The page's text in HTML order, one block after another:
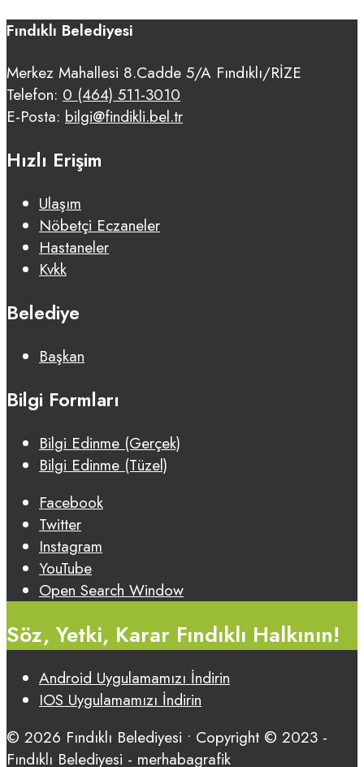
Fındıklı Belediyesi
Merkez Mahallesi 8.Cadde 5/A Fındıklı/RİZE
Telefon: 0 (464) 511-3010
E-Posta: bilgi@findikli.bel.tr
Hızlı Erişim
Ulaşım
Nöbetçi Eczaneler
Hastaneler
Kvkk
Belediye
Başkan
Bilgi Formları
Bilgi Edinme (Gerçek)
Bilgi Edinme (Tüzel)
Facebook
Twitter
Instagram
YouTube
Open Search Window
Söz, Yetki, Karar Fındıklı Halkının!
Android Uygulamamızı İndirin
IOS Uygulamamızı İndirin
© 2026 Fındıklı Belediyesi • Copyright © 2023 -
Fındıklı Belediyesi - merhabagrafik